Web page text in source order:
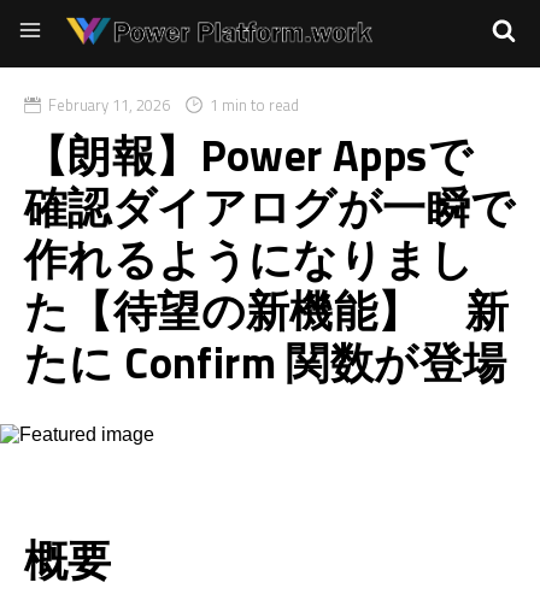
February 11, 2026 1 min to read
【朗報】Power Appsで
確認ダイアログが一瞬で
作れるようになりまし
た【待望の新機能】 新
たに Confirm 関数が登場
概要